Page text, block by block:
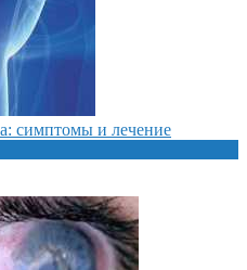
симптомы и лечение